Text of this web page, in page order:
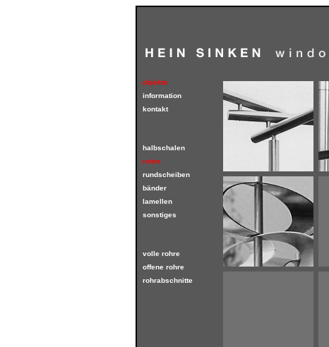
objekte
information
kontakt
halbschalen
rohre
rundscheiben
bänder
lamellen
sonstiges
volle rohre
offene rohre
rohrabschnitte